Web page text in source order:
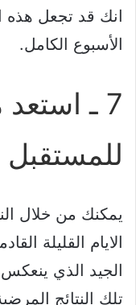
انك قد تجعل هذه
الأسبوع الكامل.
7 ـ
للمستقبل
يمكنك من خلال
الايام القليلة
الجيد الذي ينعكس
تلك النتائج